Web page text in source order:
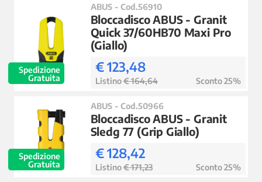
Spedizione
Gratuita
ABUS - Cod.56910
Bloccadisco ABUS - Granit
Quick 37/60HB70 Maxi Pro
(Giallo)
€ 123,48
Listino€ 164,64 Sconto 25%
Spedizione
Gratuita
ABUS - Cod.50966
Bloccadisco ABUS - Granit
Sledg 77 (Grip Giallo)
€ 128,42
Listino€ 171,23 Sconto 25%